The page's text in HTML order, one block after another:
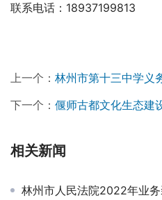
联系电话：18937199813
2022年
上一个： 林州市第十三中学义务教育
下一个： 偃师古都文化生态建设有限公
相关新闻
林州市人民法院2022年业务